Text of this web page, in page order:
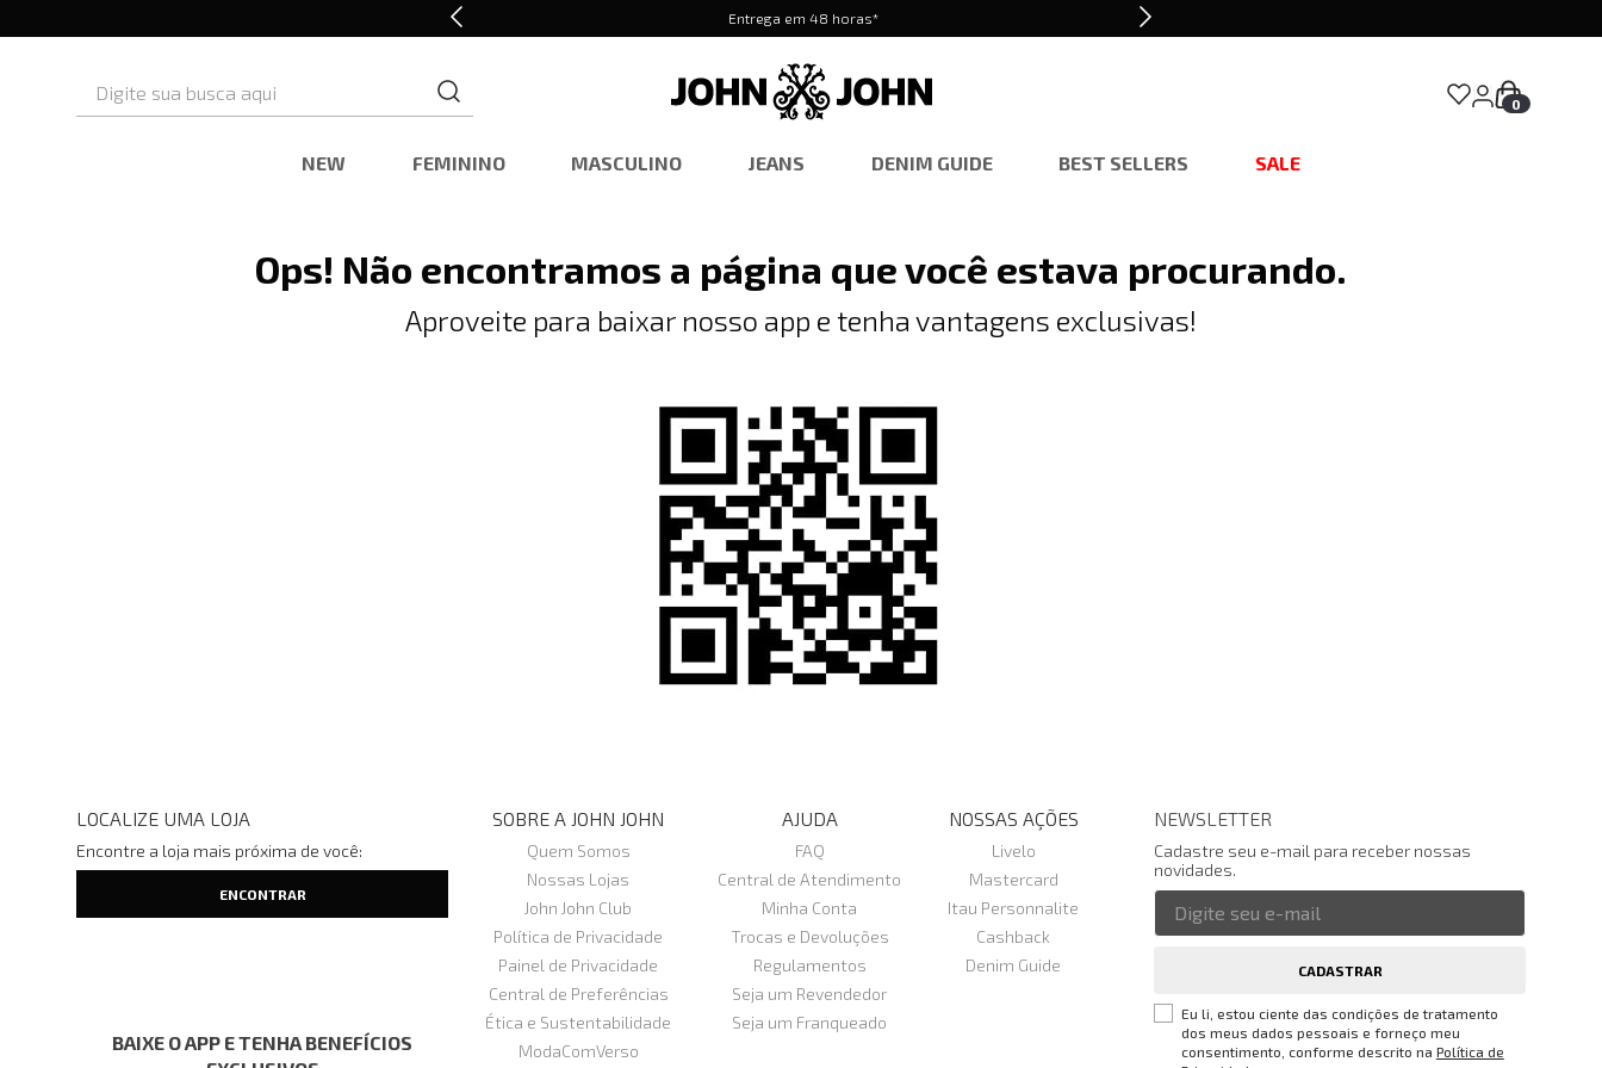
Entrega em 48 horas*
0
NEW FEMININO MASCULINO JEANS DENIM GUIDE BEST SELLERS SALE
Ops! Não encontramos a página que você estava procurando.
Aproveite para baixar nosso app e tenha vantagens exclusivas!
LOCALIZE UMA LOJA
Encontre a loja mais próxima de você:
BAIXE O APP E TENHA BENEFÍCIOS
SOBRE A JOHN JOHN
Quem Somos
Nossas Lojas
John John Club
Política de Privacidade
Painel de Privacidade
Central de Preferências
Ética e Sustentabilidade
ModaComVerso
AJUDA
FAQ
Central de Atendimento
Minha Conta
Trocas e Devoluções
Regulamentos
Seja um Revendedor
Seja um Franqueado
NOSSAS AÇÕES
Livelo
Mastercard
Itau Personnalite
Cashback
Denim Guide
NEWSLETTER
Cadastre seu e-mail para receber nossas
novidades.
CADASTRAR
Eu li, estou ciente das condições de tratamento
dos meus dados pessoais e forneço meu
consentimento, conforme descrito na Política de